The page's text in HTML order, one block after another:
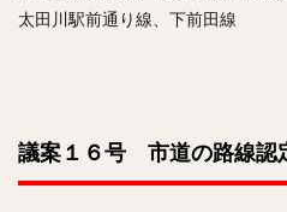
太田川駅前通り線、下前田線
議案１６号 市道の路線認